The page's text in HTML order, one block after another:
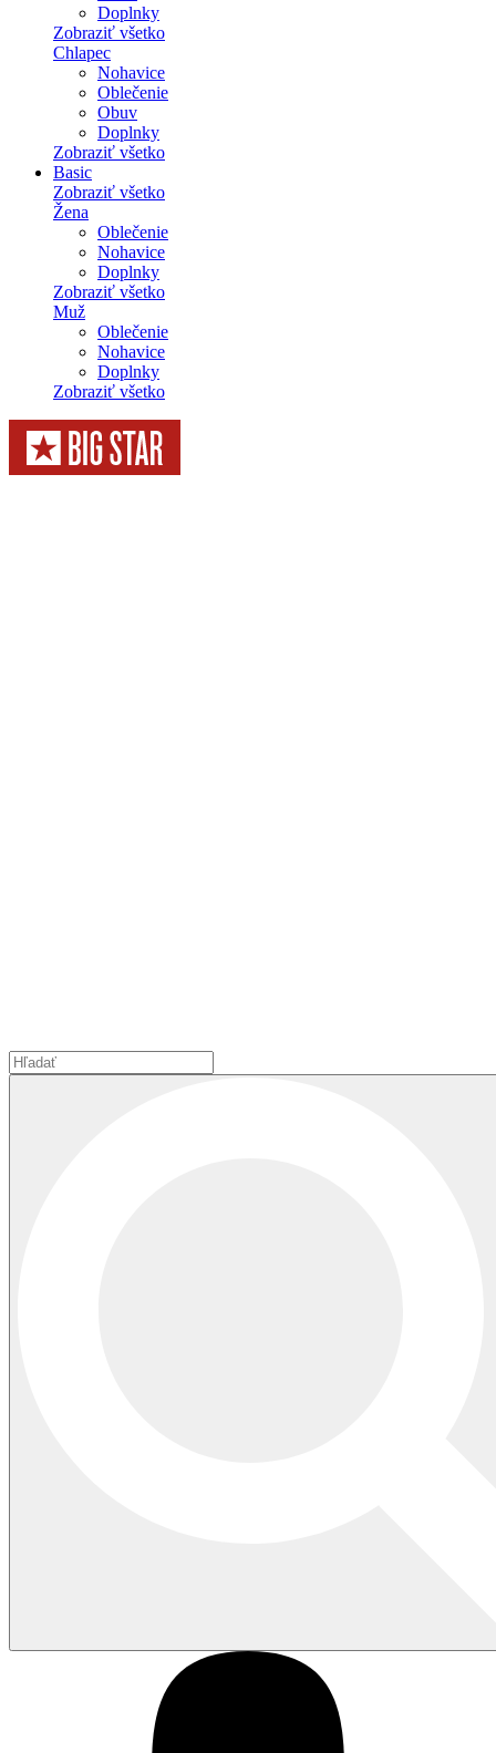
Doplnky
Zobraziť všetko
Chlapec
Nohavice
Oblečenie
Obuv
Doplnky
Zobraziť všetko
Basic
Zobraziť všetko
Žena
Oblečenie
Nohavice
Doplnky
Zobraziť všetko
Muž
Oblečenie
Nohavice
Doplnky
Zobraziť všetko